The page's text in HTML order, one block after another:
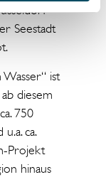
Seestadt
ist
diesem
750
ca.
Projekt
hinaus